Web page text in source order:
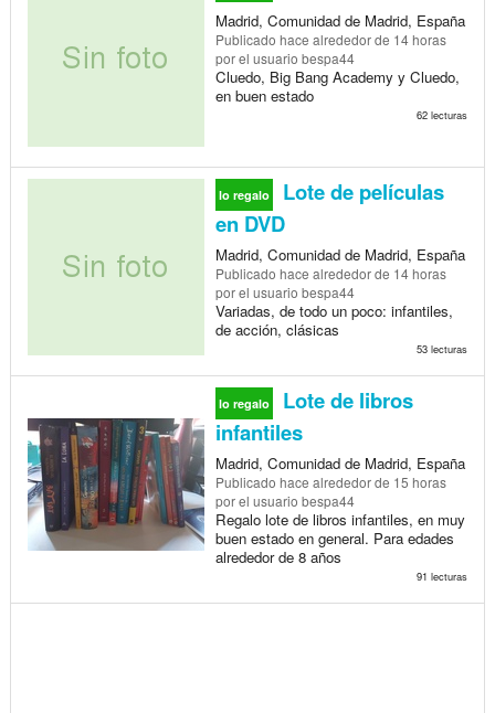
Madrid, Comunidad de Madrid, España
Publicado hace alrededor de 14 horas
por el usuario bespa44
Cluedo, Big Bang Academy y Cluedo,
en buen estado
62 lecturas
lo regalo
Lote de películas
en DVD
Madrid, Comunidad de Madrid, España
Publicado hace alrededor de 14 horas
por el usuario bespa44
Variadas, de todo un poco: infantiles,
de acción, clásicas
53 lecturas
lo regalo
Lote de libros
infantiles
Madrid, Comunidad de Madrid, España
Publicado hace alrededor de 15 horas
por el usuario bespa44
Regalo lote de libros infantiles, en muy
buen estado en general. Para edades
alrededor de 8 años
91 lecturas